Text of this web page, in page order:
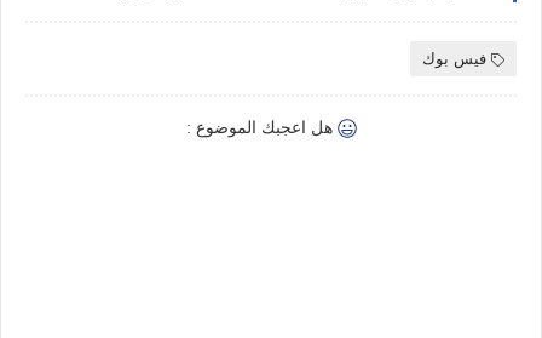
فيس بوك
هل اعجبك الموضوع :